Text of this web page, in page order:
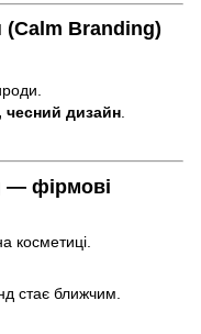
(Calm Branding)
чесний дизайн.
— фірмові
косметиці.
стає ближчим.